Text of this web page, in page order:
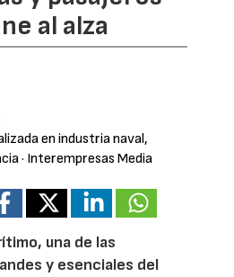
al alza
en industria naval,
· Interempresas Media
una de las
y esenciales del